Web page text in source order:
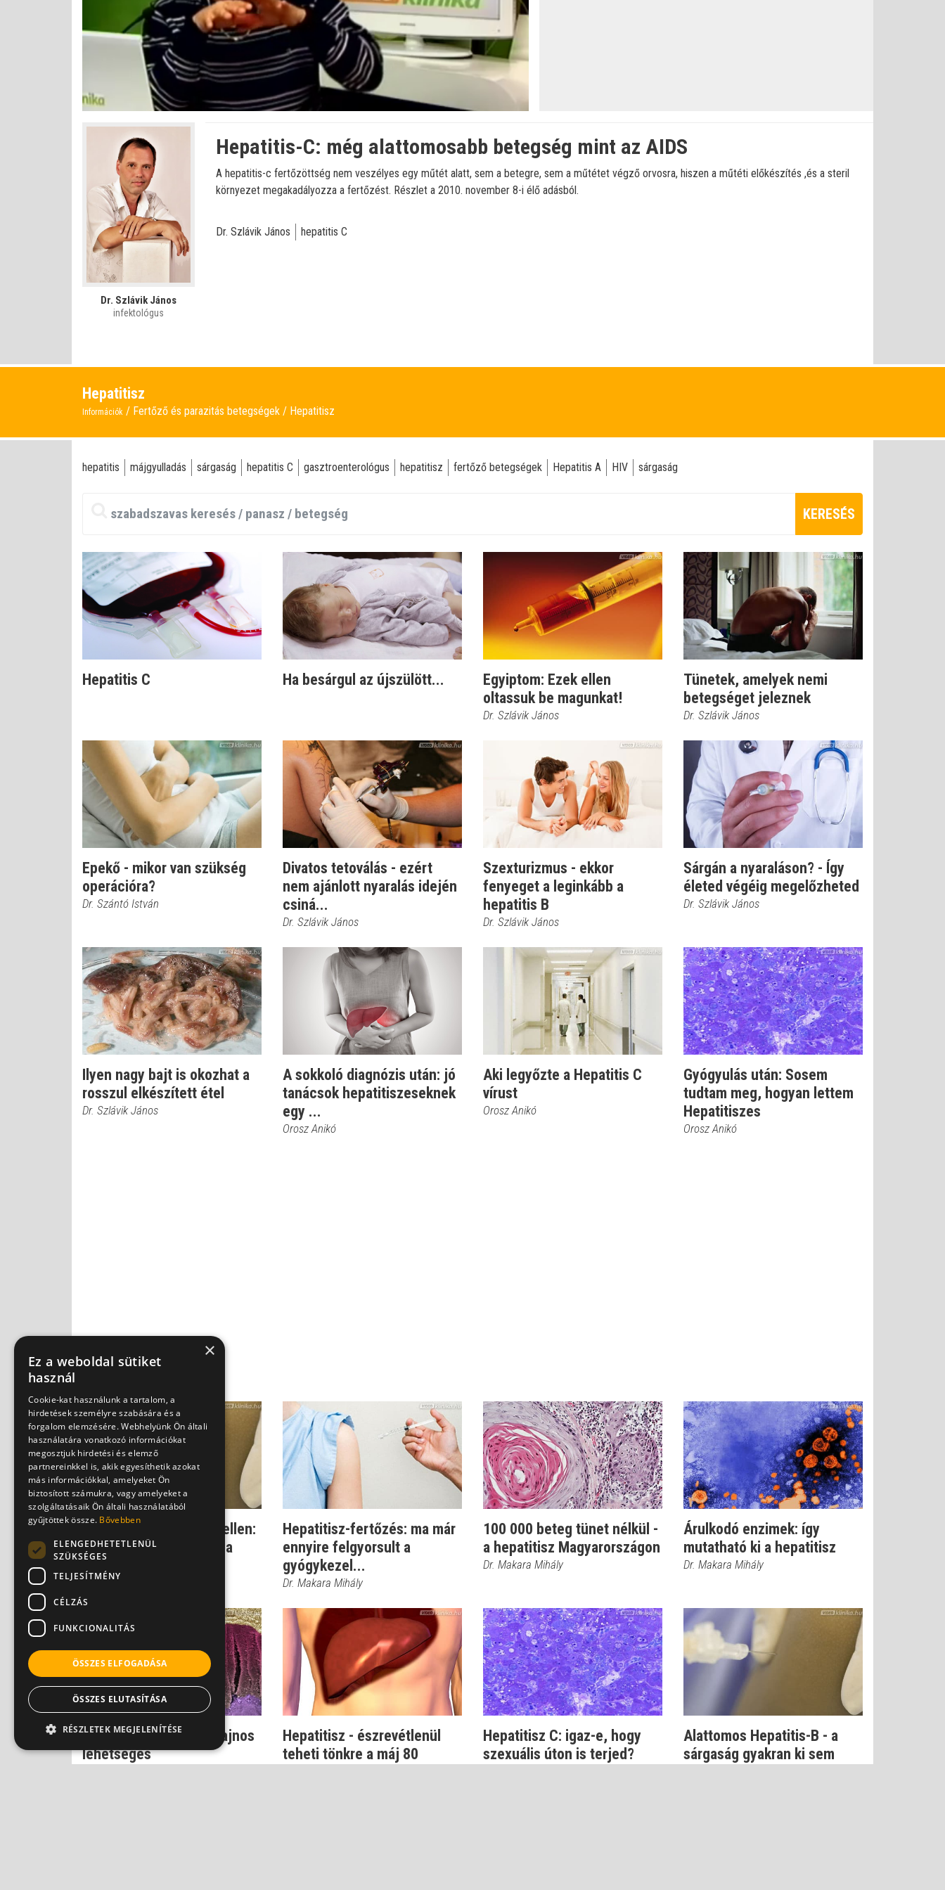
kikapcsolva
Betöltve
0%
Állapot:
0%
Dr. Szlávik János
infektológus
Hepatitis-C: még alattomosabb betegség mint az AIDS
A hepatitis-c fertőzöttség nem veszélyes egy műtét alatt, sem a betegre, sem a műtétet végző orvosra, hiszen a műtéti előkészítés ,és a steril
környezet megakadályozza a fertőzést. Részlet a 2010. november 8-i élő adásból.
Dr. Szlávik János hepatitis C
Hepatitisz
Információk Fertőző és parazitás betegségek Hepatitisz
hepatitis májgyulladás sárgaság hepatitis C gasztroenterológus hepatitisz fertőző betegségek Hepatitis A HIV sárgaság
KERESÉS
Hepatitis C Ha besárgul az újszülött...
Egyiptom: Ezek ellen
oltassuk be magunkat!
Dr. Szlávik János
Tünetek, amelyek nemi
betegséget jeleznek
Dr. Szlávik János
Epekő - mikor van szükség
operációra?
Dr. Szántó István
Divatos tetoválás - ezért
nem ajánlott nyaralás idején
csiná...
Dr. Szlávik János
Szexturizmus - ekkor
fenyeget a leginkább a
hepatitis B
Dr. Szlávik János
Sárgán a nyaraláson? - Így
életed végéig megelőzheted
Dr. Szlávik János
Ilyen nagy bajt is okozhat a
rosszul elkészített étel
Dr. Szlávik János
A sokkoló diagnózis után: jó
tanácsok hepatitiszeseknek
egy ...
Orosz Anikó
Aki legyőzte a Hepatitis C
vírust
Orosz Anikó
Gyógyulás után: Sosem
tudtam meg, hogyan lettem
Hepatitiszes
Orosz Anikó
Küzdelem a hepatitisz ellen:
ezért tilos félbehagyni a
kezel...
Dr. Makara Mihály
Hepatitisz-fertőzés: ma már
ennyire felgyorsult a
gyógykezel...
Dr. Makara Mihály
100 000 beteg tünet nélkül -
a hepatitisz Magyarországon
Dr. Makara Mihály
Árulkodó enzimek: így
mutatható ki a hepatitisz
Dr. Makara Mihály
Hepatitisből májrák? Sajnos
lehetséges
Hepatitisz - észrevétlenül
teheti tönkre a máj 80
Hepatitisz C: igaz-e, hogy
szexuális úton is terjed?
Alattomos Hepatitis-B - a
sárgaság gyakran ki sem
×
Ez a weboldal sütiket
használ
Cookie-kat használunk a tartalom, a
hirdetések személyre szabására és a
forgalom elemzésére. Webhelyünk Ön általi
használatára vonatkozó információkat
megosztjuk hirdetési és elemző
partnereinkkel is, akik egyesíthetik azokat
más információkkal, amelyeket Ön
biztosított számukra, vagy amelyeket a
szolgáltatásaik Ön általi használatából
gyűjtöttek össze. Bővebben
ELENGEDHETETLENÜL
SZÜKSÉGES
TELJESÍTMÉNY
CÉLZÁS
FUNKCIONALITÁS
ÖSSZES ELFOGADÁSA
ÖSSZES ELUTASÍTÁSA
RÉSZLETEK MEGJELENÍTÉSE